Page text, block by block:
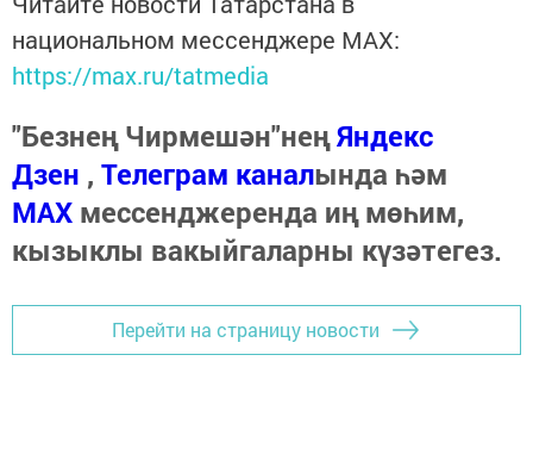
национальном мессенджере MАХ:
https://max.ru/tatmedia
"Безнең Чирмешән"неңЯндекс
Дзен , Телеграм каналында һәм
МАХ мессенджеренда иң мөһим,
кызыклы вакыйгаларны күзәтегез.
Перейти на страницу новости